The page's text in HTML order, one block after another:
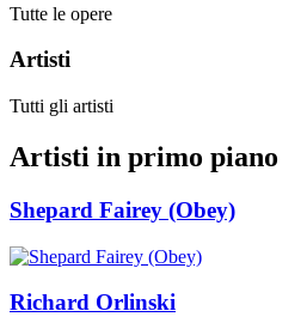
Tutte le opere
Artisti
Tutti gli artisti
Artisti in primo piano
Shepard Fairey (Obey)
Richard Orlinski